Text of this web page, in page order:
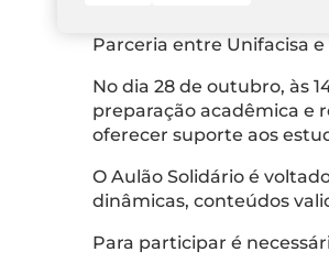
Parceria entre Unifacisa
No dia 28 de outubro, às
preparação acadêmica e
oferecer suporte aos
O Aulão Solidário é
dinâmicas, conteúdos
Para participar é